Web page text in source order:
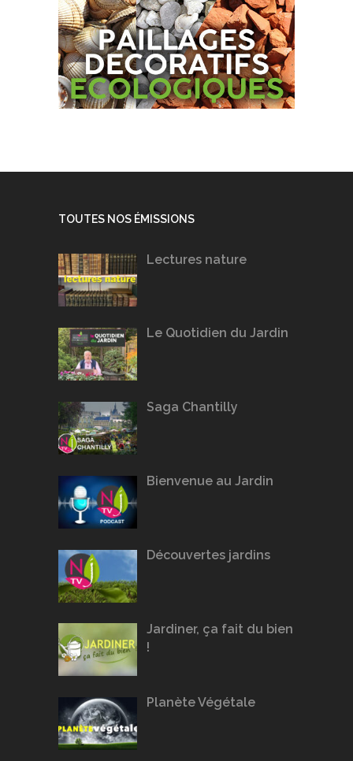
TOUTES NOS ÉMISSIONS
Lectures nature
Le Quotidien du Jardin
Saga Chantilly
Bienvenue au Jardin
Découvertes jardins
Jardiner, ça fait du bien
!
Planète Végétale